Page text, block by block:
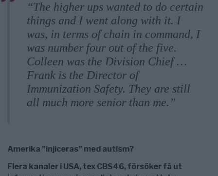
“The higher ups wanted to do certain
things and I went along with it. I
was, in terms of chain in command, I
was number four out of the five.
Colleen was the Division Chief …
Frank is the Director of
Immunization Safety. They are still
all much more senior than me.”
Amerika ”injiceras” med autism?
Flera kanaler i USA, tex CBS46, försöker få ut